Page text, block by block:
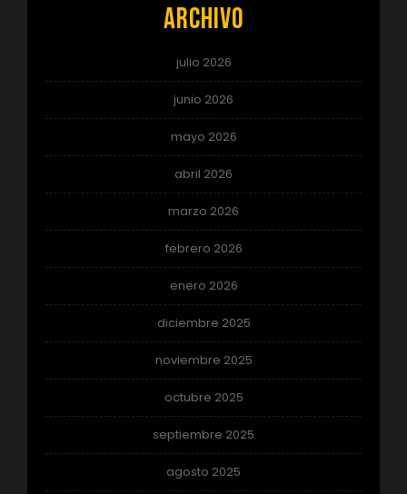
Archivo
julio 2026
junio 2026
mayo 2026
abril 2026
marzo 2026
febrero 2026
enero 2026
diciembre 2025
noviembre 2025
octubre 2025
septiembre 2025
agosto 2025